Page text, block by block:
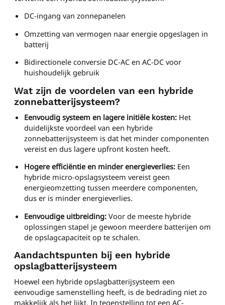
DC-ingang van zonnepanelen
Omzetting van vermogen naar energie opgeslagen in
batterij
Bidirectionele conversie DC-AC en AC-DC voor
huishoudelijk gebruik
Wat zijn de voordelen van een hybride
zonnebatterijsysteem?
Eenvoudig systeem en lagere initiële kosten: Het
duidelijkste voordeel van een hybride
zonnebatterijsysteem is dat het minder componenten
vereist en dus lagere upfront kosten heeft.
Hogere efficiëntie en minder energieverlies: Een
hybride micro-opslagsysteem vereist geen
energieomzetting tussen meerdere componenten,
dus er is minder energieverlies.
Eenvoudige uitbreiding: Voor de meeste hybride
oplossingen stapel je gewoon meerdere batterijen om
de opslagcapaciteit op te schalen.
Aandachtspunten bij een hybride
opslagbatterijsysteem
Hoewel een hybride opslagbatterijsysteem een
eenvoudige samenstelling heeft, is de bedrading niet zo
makkelijk als het lijkt. In tegenstelling tot een AC-